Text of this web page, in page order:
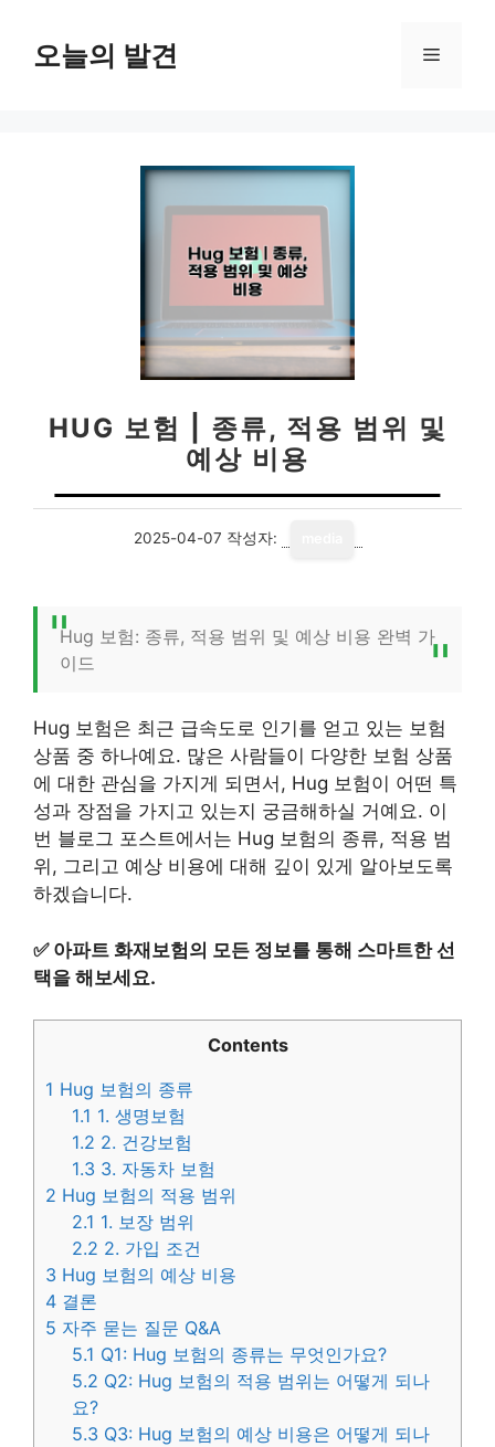
오늘의 발견 메
HUG 보험 | 종류, 적용 범위 및
예상 비용
2025-04-07 작성자:
Hug 보험: 종류, 적용 범위 및 예상 비용 완벽 가
이드
Hug 보험은 최근 급속도로 인기를 얻고 있는 보험
상품 중 하나예요. 많은 사람들이 다양한 보험 상품
에 대한 관심을 가지게 되면서, Hug 보험이 어떤 특
성과 장점을 가지고 있는지 궁금해하실 거예요. 이
번 블로그 포스트에서는 Hug 보험의 종류, 적용 범
위, 그리고 예상 비용에 대해 깊이 있게 알아보도록
하겠습니다.
✅ 아파트 화재보험의 모든 정보를 통해 스마트한 선
택을 해보세요.
Contents
1 Hug 보험의 종류
1.1 1. 생명보험
1.2 2. 건강보험
1.3 3. 자동차 보험
2 Hug 보험의 적용 범위
2.1 1. 보장 범위
2.2 2. 가입 조건
3 Hug 보험의 예상 비용
4 결론
5 자주 묻는 질문 Q&A
5.1 Q1: Hug 보험의 종류는 무엇인가요?
5.2 Q2: Hug 보험의 적용 범위는 어떻게 되나
요?
5.3 Q3: Hug 보험의 예상 비용은 어떻게 되나